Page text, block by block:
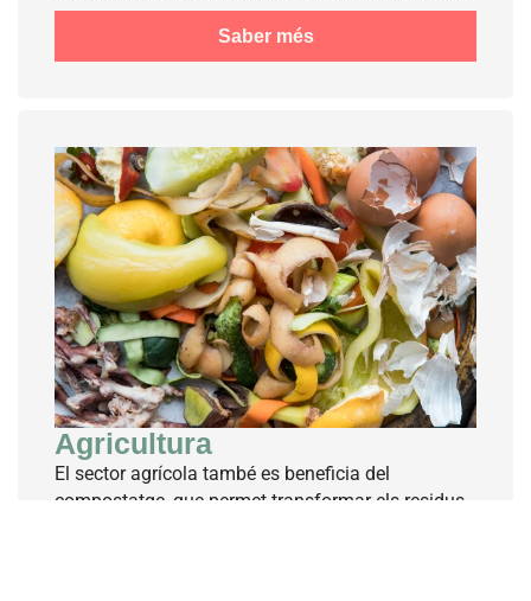
Saber més
Agricultura
El sector agrícola també es beneficia del
compostatge, que permet transformar els residus